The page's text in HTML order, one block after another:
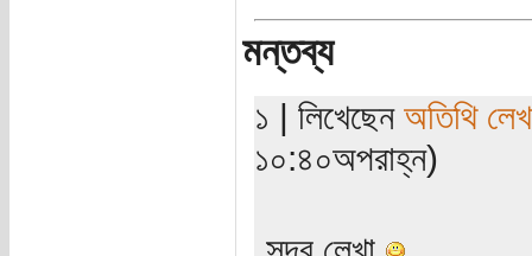
মন্তব্য
১ | লিখেছেন অতিথি
১০:৪০অপরাহ্ন)